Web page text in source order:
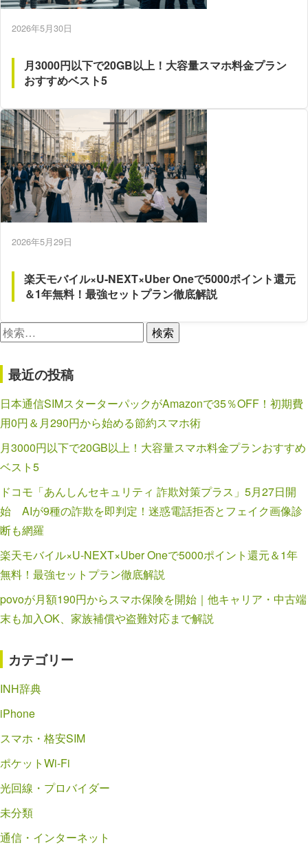
2026年5月30日
月3000円以下で20GB以上！大容量スマホ料金プラン
おすすめベスト5
2026年5月29日
楽天モバイル×U-NEXT×Uber Oneで5000ポイント還元
＆1年無料！最強セットプラン徹底解説
検
最近の投稿
日本通信SIMスターターパックがAmazonで35％OFF！初期費
用0円＆月290円から始める節約スマホ術
月3000円以下で20GB以上！大容量スマホ料金プランおすすめ
ベスト5
ドコモ「あんしんセキュリティ 詐欺対策プラス」5月27日開
始 AIが9種の詐欺を即判定！迷惑電話拒否とフェイク画像診
断も網羅
楽天モバイル×U-NEXT×Uber Oneで5000ポイント還元＆1年
無料！最強セットプラン徹底解説
povoが月額190円からスマホ保険を開始｜他キャリア・中古端
末も加入OK、家族補償や盗難対応まで解説
カテゴリー
INH辞典
iPhone
スマホ・格安SIM
ポケットWi-Fi
光回線・プロバイダー
未分類
通信・インターネット